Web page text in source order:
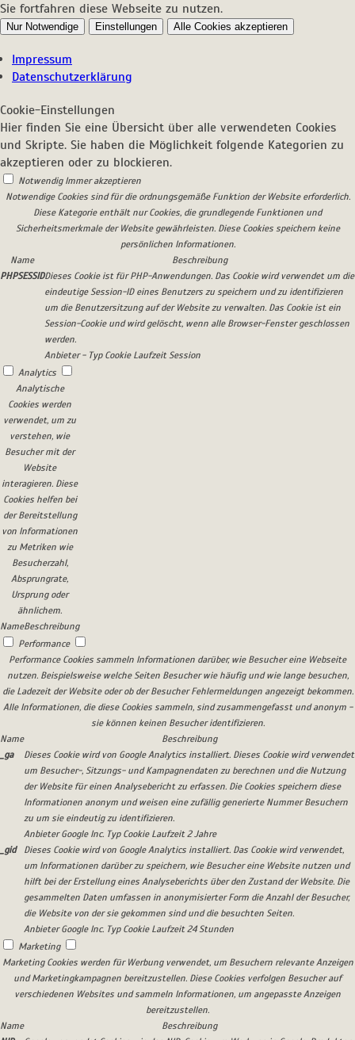
Sie fortfahren diese Webseite zu nutzen.
Nur Notwendige Einstellungen Alle Cookies akzeptieren
Impressum
Datenschutzerklärung
Cookie-Einstellungen
Hier finden Sie eine Übersicht über alle verwendeten Cookies
und Skripte. Sie haben die Möglichkeit folgende Kategorien zu
akzeptieren oder zu blockieren.
Notwendig Immer akzeptieren
Notwendige Cookies sind für die ordnungsgemäße Funktion der Website erforderlich.
Diese Kategorie enthält nur Cookies, die grundlegende Funktionen und
Sicherheitsmerkmale der Website gewährleisten. Diese Cookies speichern keine
persönlichen Informationen.
Name
Beschreibung
PHPSESSIDDieses Cookie ist für PHP-Anwendungen. Das Cookie wird verwendet um die
eindeutige Session-ID eines Benutzers zu speichern und zu identifizieren
um die Benutzersitzung auf der Website zu verwalten. Das Cookie ist ein
Session-Cookie und wird gelöscht, wenn alle Browser-Fenster geschlossen
werden.
Anbieter - Typ Cookie Laufzeit Session
Analytics
Analytische
Cookies werden
verwendet, um zu
verstehen, wie
Besucher mit der
Website
interagieren. Diese
Cookies helfen bei
der Bereitstellung
von Informationen
zu Metriken wie
Besucherzahl,
Absprungrate,
Ursprung oder
ähnlichem.
NameBeschreibung
Performance
Performance Cookies sammeln Informationen darüber, wie Besucher eine Webseite
nutzen. Beispielsweise welche Seiten Besucher wie häufig und wie lange besuchen,
die Ladezeit der Website oder ob der Besucher Fehlermeldungen angezeigt bekommen.
Alle Informationen, die diese Cookies sammeln, sind zusammengefasst und anonym -
sie können keinen Besucher identifizieren.
Name
Beschreibung
_ga
Dieses Cookie wird von Google Analytics installiert. Dieses Cookie wird verwendet
um Besucher-, Sitzungs- und Kampagnendaten zu berechnen und die Nutzung
der Website für einen Analysebericht zu erfassen. Die Cookies speichern diese
Informationen anonym und weisen eine zufällig generierte Nummer Besuchern
zu um sie eindeutig zu identifizieren.
Anbieter Google Inc. Typ Cookie Laufzeit 2 Jahre
_gid
Dieses Cookie wird von Google Analytics installiert. Das Cookie wird verwendet,
um Informationen darüber zu speichern, wie Besucher eine Website nutzen und
hilft bei der Erstellung eines Analyseberichts über den Zustand der Website. Die
gesammelten Daten umfassen in anonymisierter Form die Anzahl der Besucher,
die Website von der sie gekommen sind und die besuchten Seiten.
Anbieter Google Inc. Typ Cookie Laufzeit 24 Stunden
Marketing
Marketing Cookies werden für Werbung verwendet, um Besuchern relevante Anzeigen
und Marketingkampagnen bereitzustellen. Diese Cookies verfolgen Besucher auf
verschiedenen Websites und sammeln Informationen, um angepasste Anzeigen
bereitzustellen.
Name
Beschreibung